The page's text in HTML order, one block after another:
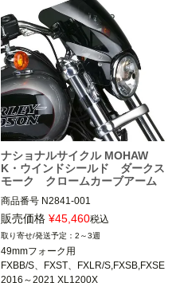
ナショナルサイクル MOHAW
K・ウインドシールド ダークス
モーク クロームカーブアーム
商品番号 N2841-001
Hard Drive：562-2855C
49mmフォーク用
2016～2017 XL1200X
2006～2017 ダイナ※FXDFは不可
販売価格 ¥45,460税込
2～3週
49mmフォーク用
FXBB/S、FXST、FXLR/S,FXSB,FXSE
2016～2021 XL1200X